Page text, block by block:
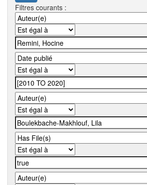
Filtres courants :